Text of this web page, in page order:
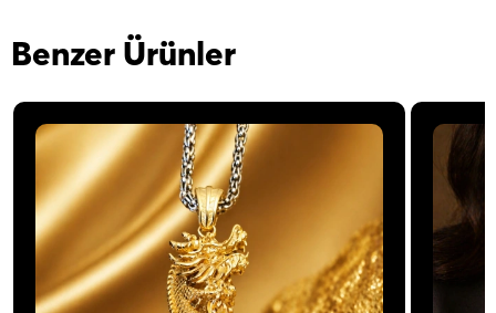
Benzer Ürünler